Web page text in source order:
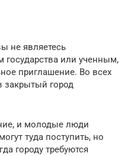
не являетесь
или ученным,
приглашение. Во всех
закрытый город
и молодые люди
туда поступить, но
городу требуются